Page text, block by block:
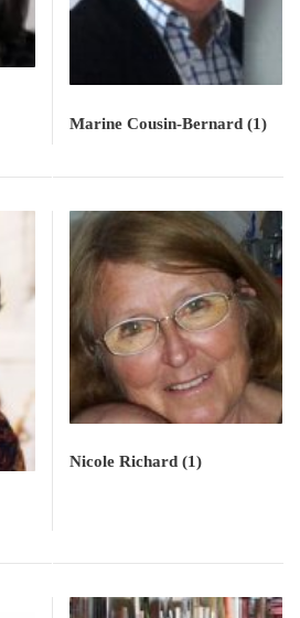
Marine Cousin-Bernard (1)
Nicole Richard (1)